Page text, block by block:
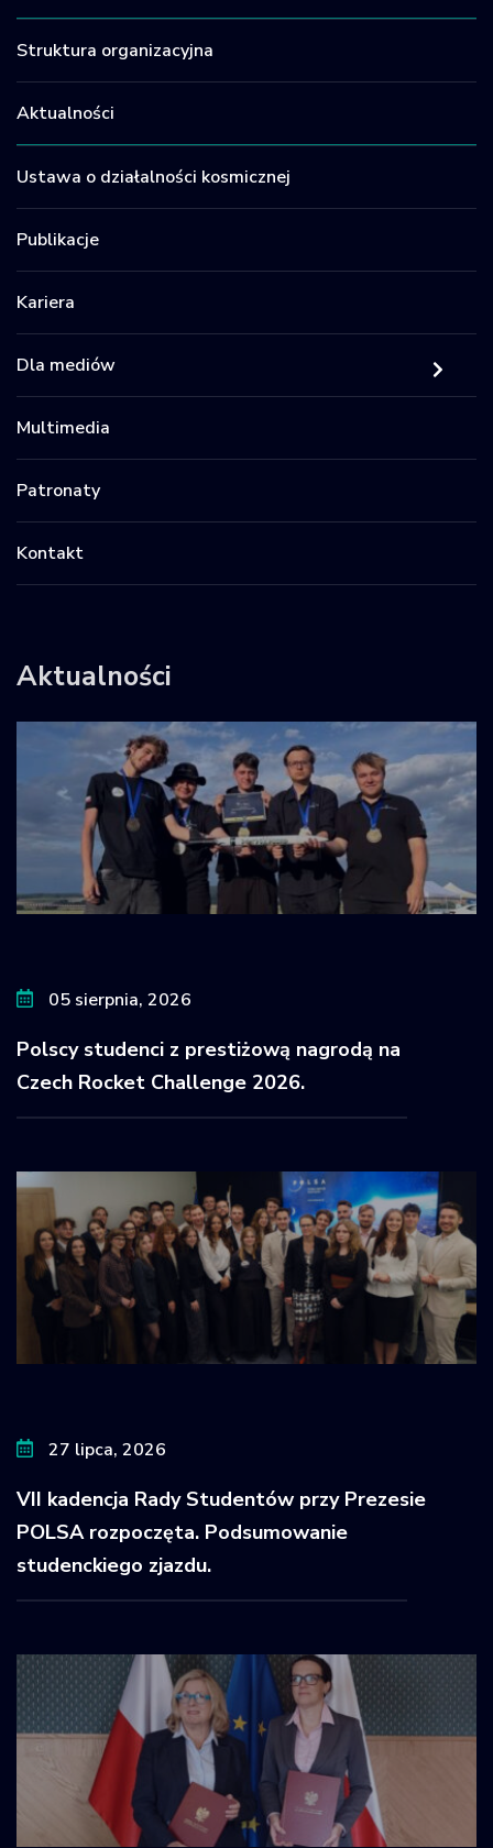
Struktura organizacyjna
Aktualności
Ustawa o działalności kosmicznej
Publikacje
Kariera
Dla mediów
Multimedia
Patronaty
Kontakt
Aktualności
05 sierpnia, 2026
Polscy studenci z prestiżową nagrodą na
Czech Rocket Challenge 2026.
27 lipca, 2026
VII kadencja Rady Studentów przy Prezesie
POLSA rozpoczęta. Podsumowanie
studenckiego zjazdu.